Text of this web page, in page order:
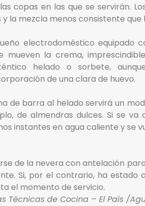
copas en las que se servirán.
la mezcla menos consistente que
electrodoméstico equipado
mueven la crema,
helado o sorbete,
de una clara de huevo.
de barra al helado servirá un
de almendras dulces. Si se
instantes en agua caliente y se
de la nevera con antelación
Si, por el contrario, ha
el momento de servicio.
Técnicas de Cocina – El País /